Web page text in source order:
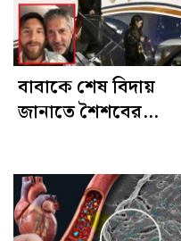
বাবাকে শেষ বিদায়
জানাতে শৈশবের